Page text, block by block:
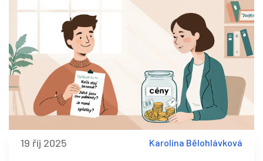
19 říj 2025 Karolína Bělohlávková